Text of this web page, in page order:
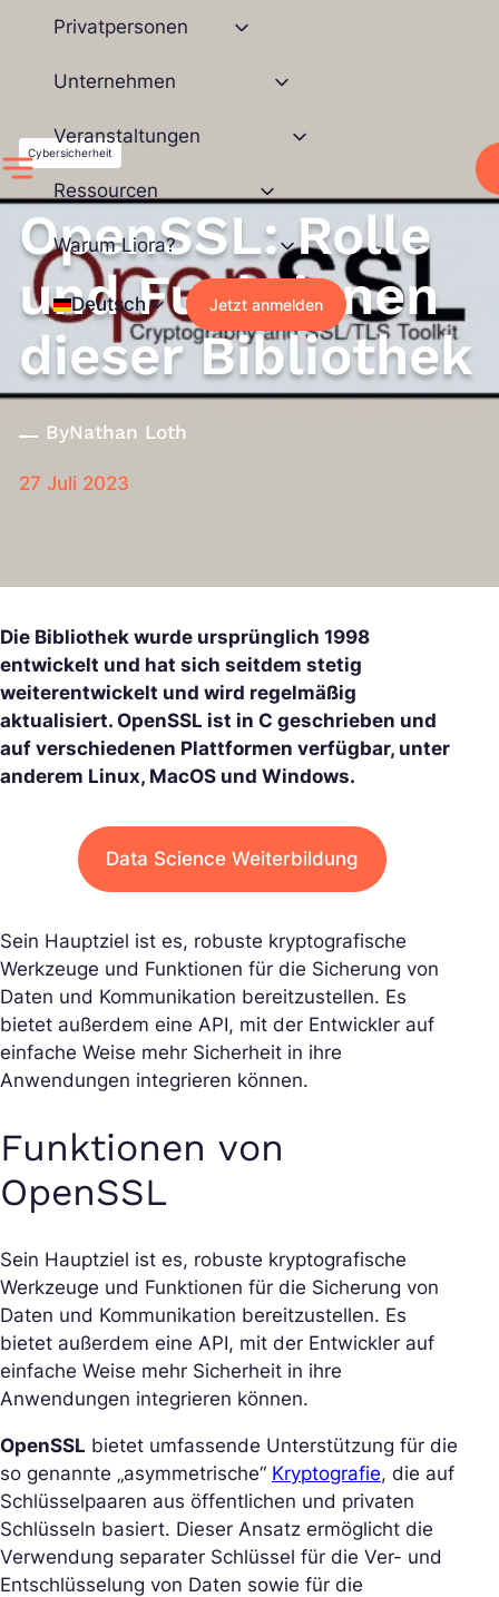
springen
Privatpersonen
Unternehmen
Veranstaltungen
Ressourcen
Warum Liora?
Deutsch Jetzt anmelden
Cybersicherheit
OpenSSL: Rolle
und Funktionen
dieser Bibliothek
ByNathan Loth
27 Juli 2023
Die Bibliothek wurde ursprünglich 1998
entwickelt und hat sich seitdem stetig
weiterentwickelt und wird regelmäßig
aktualisiert. OpenSSL ist in C geschrieben und
auf verschiedenen Plattformen verfügbar, unter
anderem Linux, MacOS und Windows.
Data Science Weiterbildung
Sein Hauptziel ist es, robuste kryptografische
Werkzeuge und Funktionen für die Sicherung von
Daten und Kommunikation bereitzustellen. Es
bietet außerdem eine API, mit der Entwickler auf
einfache Weise mehr Sicherheit in ihre
Anwendungen integrieren können.
Funktionen von
OpenSSL
Sein Hauptziel ist es, robuste kryptografische
Werkzeuge und Funktionen für die Sicherung von
Daten und Kommunikation bereitzustellen. Es
bietet außerdem eine API, mit der Entwickler auf
einfache Weise mehr Sicherheit in ihre
Anwendungen integrieren können.
OpenSSL bietet umfassende Unterstützung für die
so genannte „asymmetrische“ Kryptografie, die auf
Schlüsselpaaren aus öffentlichen und privaten
Schlüsseln basiert. Dieser Ansatz ermöglicht die
Verwendung separater Schlüssel für die Ver- und
Entschlüsselung von Daten sowie für die